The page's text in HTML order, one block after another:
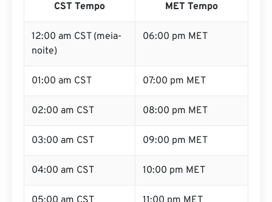
CST Tempo MET Tempo
12:00 am CST (meia-
noite)
06:00 pm MET
01:00 am CST 07:00 pm MET
02:00 am CST 08:00 pm MET
03:00 am CST 09:00 pm MET
04:00 am CST 10:00 pm MET